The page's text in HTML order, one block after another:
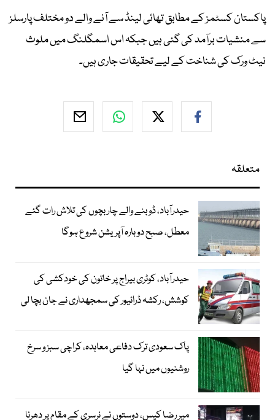
پاکستان کسٹمز کے مطابق تھائی لینڈ سے آنے والے دو مختلف پارسلز
سے منشیات برآمد کی گئی ہیں جبکہ اس اسمگلنگ میں ملوث
نیٹ ورک کی شناخت کے لیے تحقیقات جاری ہیں۔
متعلقہ
حیدرآباد، ڈوبنے والے چار بچوں کی تلاش رات گئے
معطل، صبح دوبارہ آپریشن شروع ہوگا
حیدرآباد، کوٹری بیراج پر خاتون کی خودکشی کی
کوشش، رکشہ ڈرائیور کی سمجھداری نے جان بچا لی
پاک سعودی ترک دفاعی معاہدہ، کراچی سبز و سرخ
روشنیوں میں نہا گیا
میر رضا کیس، دوستوں نے نرسری کے مقام پر دھرنا